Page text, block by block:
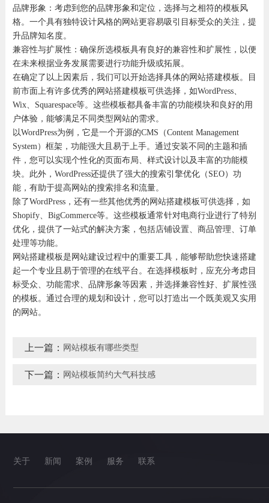
品牌形象：考虑到您的品牌形象和定位，选择与之相符的模板风
格。一个具有独特设计风格的网站更容易吸引目标受众的关注，提
升品牌知名度。
兼容性与扩展性：确保所选模板具有良好的兼容性和扩展性，以便
在未来根据业务发展需要进行功能升级或拓展。
在确定了以上因素后，我们可以开始选择具体的网站搭建模板。目
前市面上有许多优秀的网站搭建模板可供选择，如WordPress、
Wix、Squarespace等。这些模板都具备丰富的功能模块和良好的用
户体验，能够满足不同类型网站的需求。
以WordPress为例，它是一个开源的CMS（Content Management
System）框架，功能强大且易于上手。通过安装不同的主题和插
件，您可以实现个性化的页面布局、样式设计以及丰富的功能模
块。此外，WordPress还提供了强大的搜索引擎优化（SEO）功
能，有助于提高网站的搜索排名和流量。
除了WordPress，还有一些其他优秀的网站搭建模板可供选择，如
Shopify、BigCommerce等。这些模板通常针对电商行业进行了特别
优化，提供了一站式的解决方案，包括店铺设置、商品管理、订单
处理等功能。
网站搭建模板是网站建设过程中的重要工具，能够帮助您快速搭建
起一个专业且易于管理的在线平台。在选择模板时，应充分考虑目
标受众、功能需求、品牌形象等因素，并选择兼容性好、扩展性强
的模板。通过合理的规划和设计，您可以打造出一个既美观又实用
的网站。
上一篇： 网站模板有哪些类型
下一篇： 网站模板简约大气科技感
关于 新闻 案例 服务 联系